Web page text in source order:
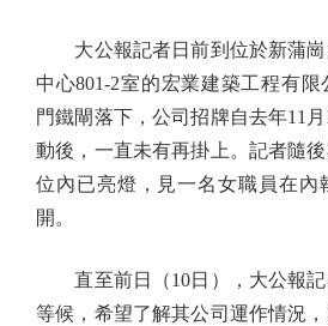
大公報記者日前到位於新蒲崗
中心801-2室的宏業建築工程有
門鐵閘落下，公司招牌自去年11
動後，一直未有再掛上。記者隨
位內已亮燈，見一名女職員在內
開。
直至前日（10日），大公報記
等候，希望了解其公司運作情況